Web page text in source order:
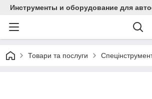
Инструменты и оборудование для
Товари та послуги